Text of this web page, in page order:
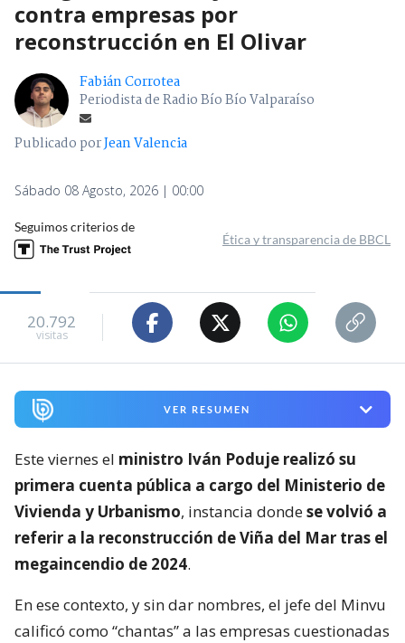
contra empresas por
reconstrucción en El Olivar
Fabián Corrotea
Periodista de Radio Bío Bío Valparaíso
Publicado porJean Valencia
Sábado 08 Agosto, 2026 | 00:00
Seguimos criterios de
Ética y transparencia de BBCL
20.792
visitas
VER RESUMEN
Este viernes el ministro Iván Poduje realizó su
primera cuenta pública a cargo del Ministerio de
Vivienda y Urbanismo, instancia dondese volvió a
referir a la reconstrucción de Viña del Mar tras el
megaincendio de 2024.
En ese contexto, y sin dar nombres, el jefe del Minvu
calificó como “chantas” a las empresas cuestionadas